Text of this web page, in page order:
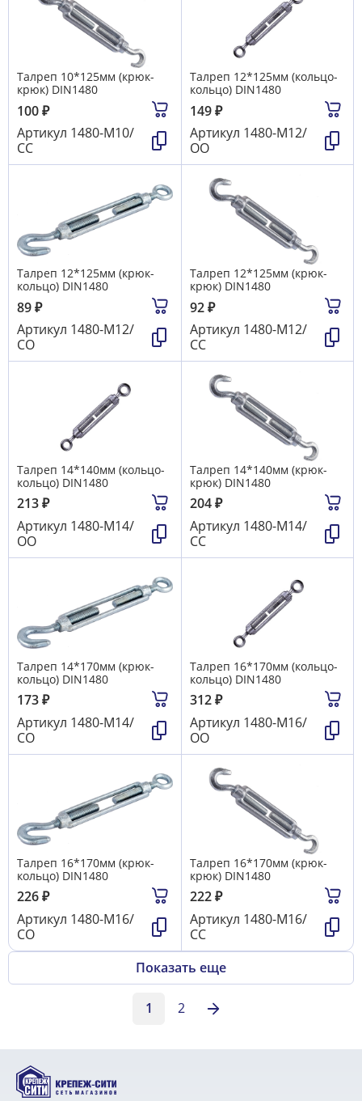
Талреп 10*125мм (крюк-
крюк) DIN1480
100₽
Артикул 1480-М10/
СС
Талреп 12*125мм (кольцо-
кольцо) DIN1480
149₽
Артикул 1480-М12/
ОО
Талреп 12*125мм (крюк-
кольцо) DIN1480
89₽
Артикул 1480-М12/
СО
Талреп 12*125мм (крюк-
крюк) DIN1480
92₽
Артикул 1480-М12/
СС
Талреп 14*140мм (кольцо-
кольцо) DIN1480
213₽
Артикул 1480-М14/
ОО
Талреп 14*140мм (крюк-
крюк) DIN1480
204₽
Артикул 1480-М14/
СС
Талреп 14*170мм (крюк-
кольцо) DIN1480
173₽
Артикул 1480-М14/
СО
Талреп 16*170мм (кольцо-
кольцо) DIN1480
312₽
Артикул 1480-М16/
ОО
Талреп 16*170мм (крюк-
кольцо) DIN1480
226₽
Артикул 1480-М16/
СО
Талреп 16*170мм (крюк-
крюк) DIN1480
222₽
Артикул 1480-М16/
СС
Показать еще
1 2